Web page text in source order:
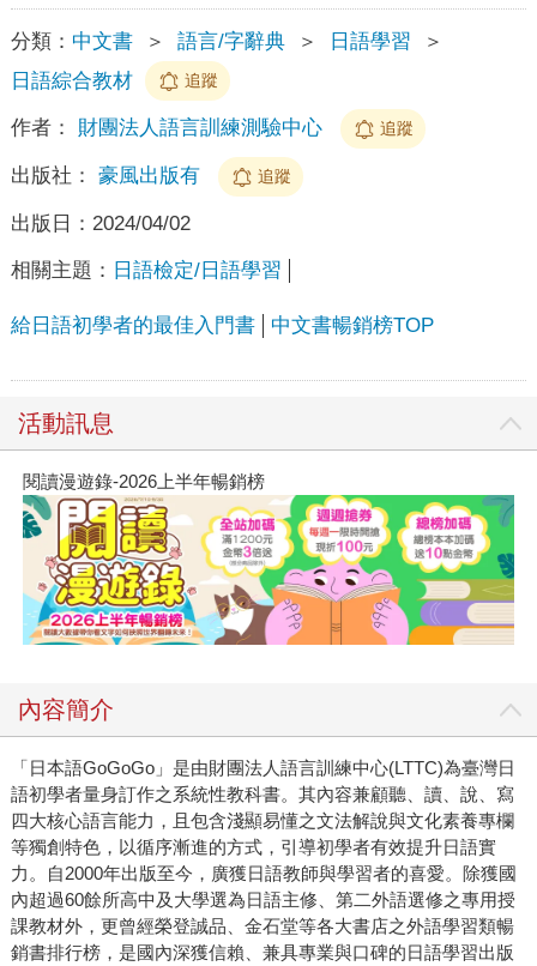
分類： 中文書 ＞ 語言/字辭典 ＞ 日語學習
＞
日語綜合教材
追蹤
作者： 財團法人語言訓練測驗中心 追蹤
出版社： 豪風出版有 追蹤
出版日： 2024/04/02
相關主題： 日語檢定/日語學習
給日語初學者的最佳入門書 中文書暢銷榜TOP
活動訊息
閱讀漫遊錄-2026上半年暢銷榜
內容簡介
「日本語GoGoGo」是由財團法人語言訓練中心(LTTC)為臺灣日
語初學者量身訂作之系統性教科書。其內容兼顧聽、讀、說、寫
四大核心語言能力，且包含淺顯易懂之文法解說與文化素養專欄
等獨創特色，以循序漸進的方式，引導初學者有效提升日語實
力。自2000年出版至今，廣獲日語教師與學習者的喜愛。除獲國
內超過60餘所高中及大學選為日語主修、第二外語選修之專用授
課教材外，更曾經榮登誠品、金石堂等各大書店之外語學習類暢
銷書排行榜，是國內深獲信賴、兼具專業與口碑的日語學習出版